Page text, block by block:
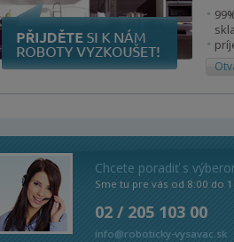
Chcete poradiť s
Sme tu pre vás od 8:00 do
02 / 205 103 00
info@roboticky-vysavac.sk